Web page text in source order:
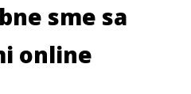
sme sa
online